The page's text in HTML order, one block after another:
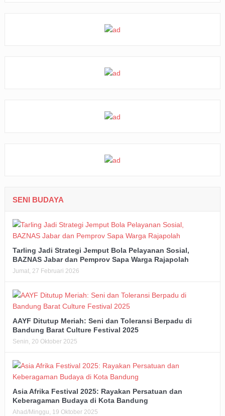
SENI BUDAYA
Tarling Jadi Strategi Jemput Bola Pelayanan Sosial,
BAZNAS Jabar dan Pemprov Sapa Warga Rajapolah
Jumat, 27 Februari 2026
AAYF Ditutup Meriah: Seni dan Toleransi Berpadu di
Bandung Barat Culture Festival 2025
Senin, 20 Oktober 2025
Asia Afrika Festival 2025: Rayakan Persatuan dan
Keberagaman Budaya di Kota Bandung
Ahad/Minggu, 19 Oktober 2025